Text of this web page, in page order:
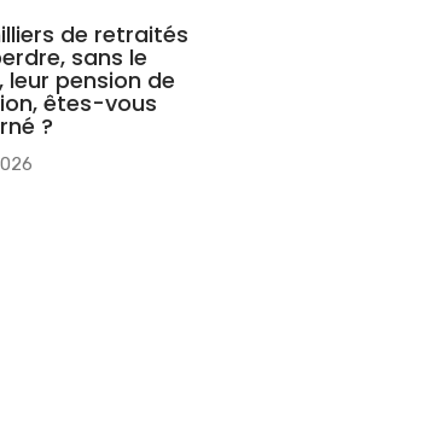
de retraités
sans le
leur pension de
êtes-vous
?